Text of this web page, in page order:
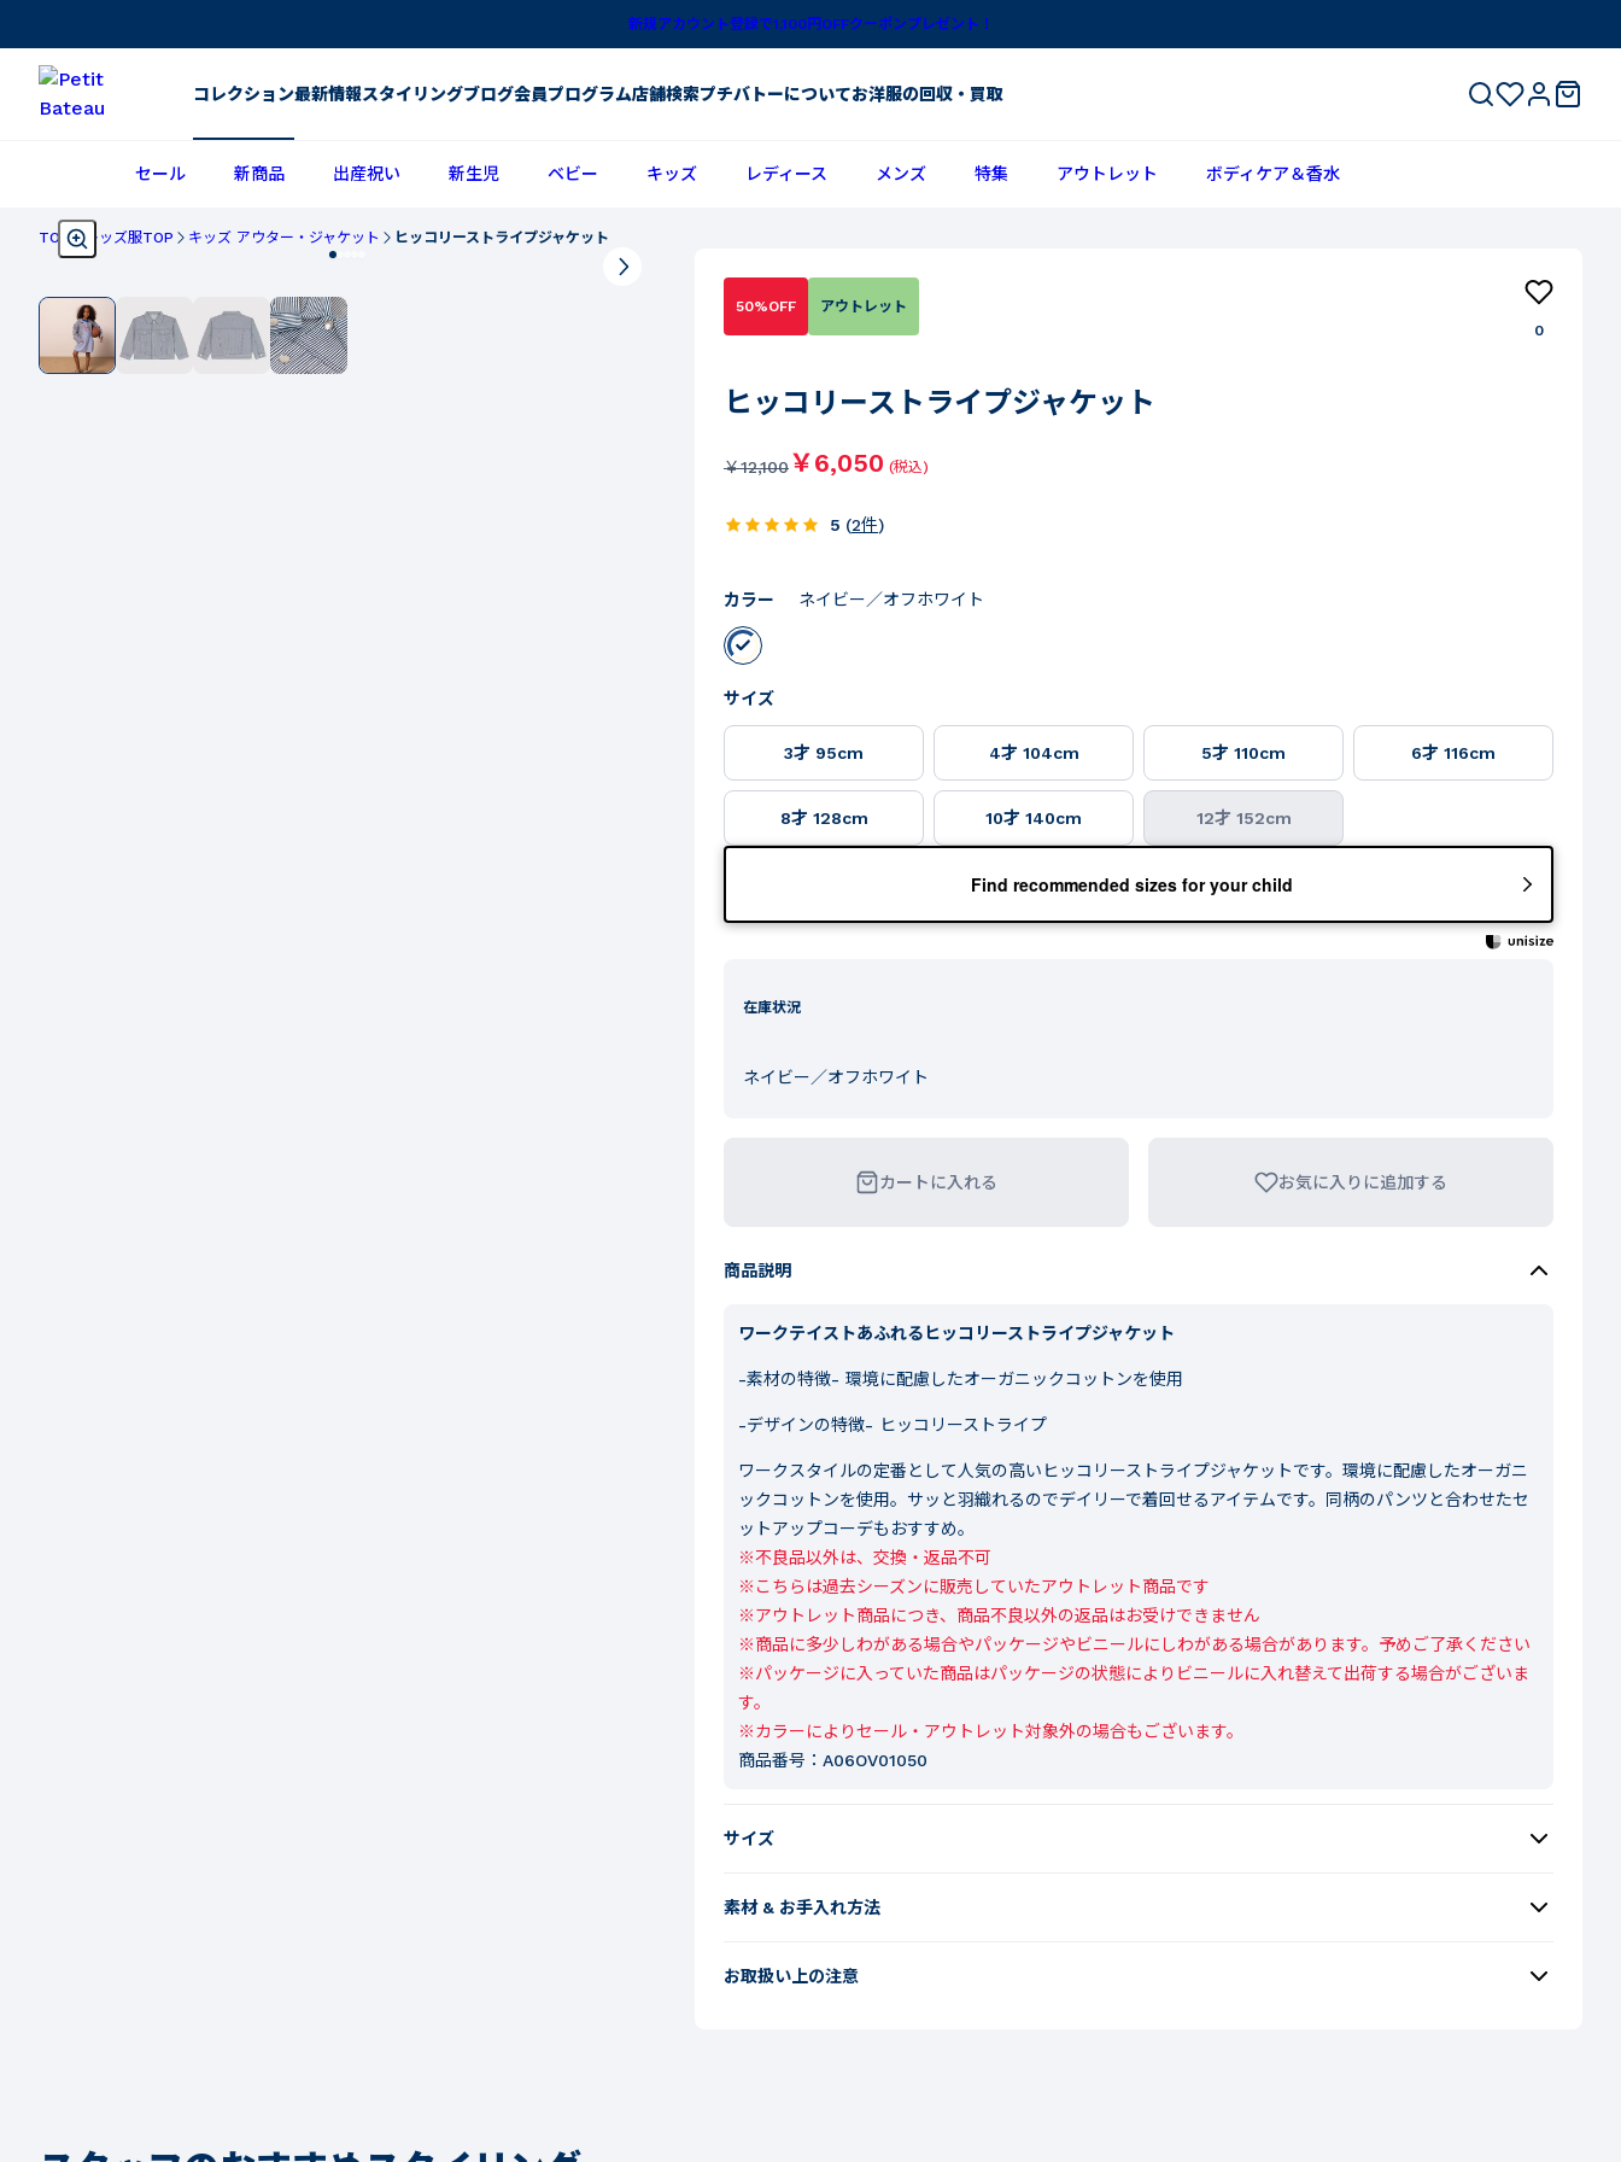
新規アカウント登録で1,100円OFFクーポンプレゼント！
コレクション最新情報スタイリングブログ会員プログラム店舗検索プチバトーについてお洋服の回収・買取
セール 新商品 出産祝い 新生児 ベビー キッズ レディース メンズ 特集 アウトレット ボディケア＆香水
TOP キッズ服TOP キッズ アウター・ジャケット ヒッコリーストライプジャケット
50%OFF
アウトレット
0
ヒッコリーストライプジャケット
￥12,100￥6,050 (税込)
5 (2件)
カラー ネイビー／オフホワイト
サイズ
3才 95cm 4才 104cm 5才 110cm 6才 116cm
8才 128cm 10才 140cm 12才 152cm
Find recommended sizes for your child
在庫状況
ネイビー／オフホワイト
カートに入れる お気に入りに追加する
商品説明
ワークテイストあふれるヒッコリーストライプジャケット
-素材の特徴- 環境に配慮したオーガニックコットンを使用
-デザインの特徴- ヒッコリーストライプ
ワークスタイルの定番として人気の高いヒッコリーストライプジャケットです。環境に配慮したオーガニ
ックコットンを使用。サッと羽織れるのでデイリーで着回せるアイテムです。同柄のパンツと合わせたセ
ットアップコーデもおすすめ。
※不良品以外は、交換・返品不可
※こちらは過去シーズンに販売していたアウトレット商品です
※アウトレット商品につき、商品不良以外の返品はお受けできません
※商品に多少しわがある場合やパッケージやビニールにしわがある場合があります。予めご了承ください
※パッケージに入っていた商品はパッケージの状態によりビニールに入れ替えて出荷する場合がございま
す。
※カラーによりセール・アウトレット対象外の場合もございます。
商品番号： A06OV01050
サイズ
素材 & お手入れ方法
お取扱い上の注意